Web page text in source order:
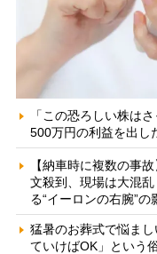
「この恐ろしい株は
500万円の利益を出し
【納車時に複数の事
文殺到、現場は大混
る“イーロンの右腕”の
猛暑のお葬式で悩ま
ていけばOK」という